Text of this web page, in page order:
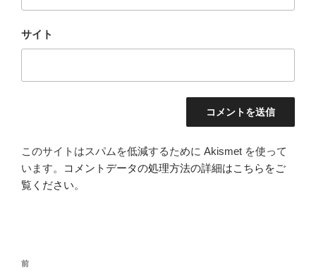
サイト
このサイトはスパムを低減するために Akismet を使って
います。
コメントデータの処理方法の詳細はこちらをご
覧ください。
投
前
前